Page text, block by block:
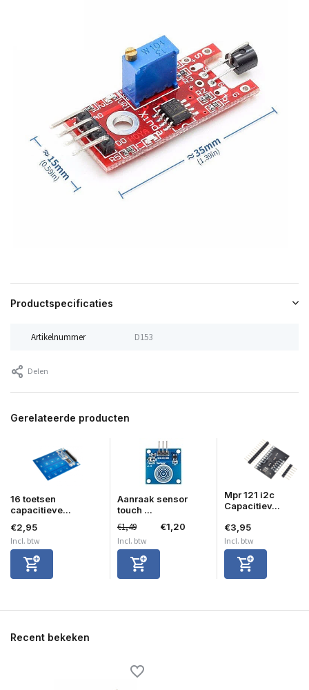
Productspecificaties
Artikelnummer D153
Delen
Gerelateerde producten
16 toetsen
capacitieve...
€2,95
Incl. btw
Aanraak sensor
touch ...
€1,49 €1,20
Incl. btw
Mpr 121 i2c
Capacitiev...
€3,95
Incl. btw
Recent bekeken